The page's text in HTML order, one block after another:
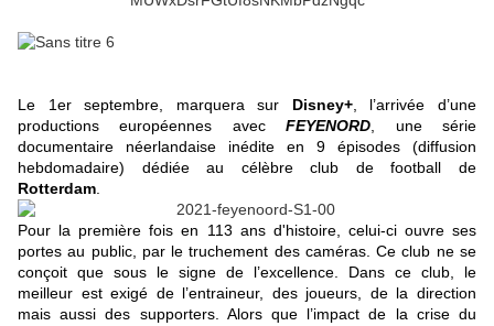
Le 1er septembre, marquera sur Disney+, l’arrivée d’une
productions européennes avecFEYENORD , une série
documentaire néerlandaise inédite en 9 épisodes (diffusion
hebdomadaire) dédiée au célèbre club de football de
Rotterdam
Pour la première fois en 113 ans d'histoire, celui-ci ouvre ses
portes au public, par le truchement des caméras. Ce club ne se
conçoit que sous le signe de l’excellence. Dans ce club, le
meilleur est exigé de l’entraineur, des joueurs, de la direction
mais aussi des supporters. Alors que l’impact de la crise du